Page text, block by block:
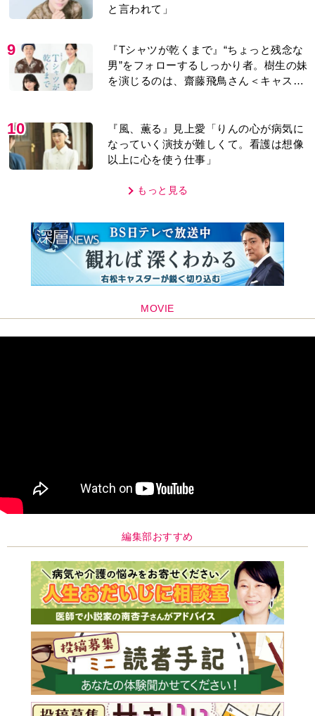
と言われて」
9
『Tシャツが乾くまで』“ちょっと残念な
男”をフォローするしっかり者。樹生の妹
を演じるのは、齋藤飛鳥さん＜キャスト
10
『風、薫る』見上愛「りんの心が病気に
なっていく演技が難しくて。看護は想像
以上に心を使う仕事」
もっと見る
MOVIE
編集部おすすめ